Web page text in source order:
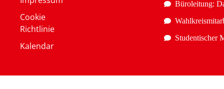
Cookie
Richtlinie
Kalendar
Büroleitung:
Studentischer